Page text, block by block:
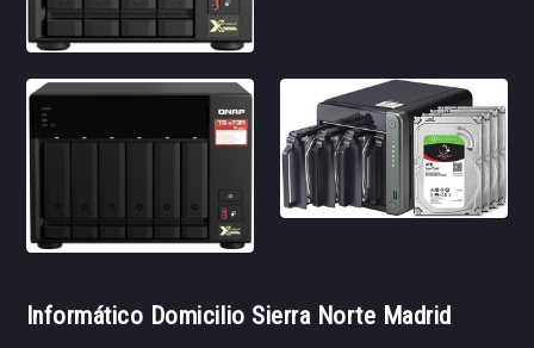
Informático Domicilio Sierra Norte Madrid